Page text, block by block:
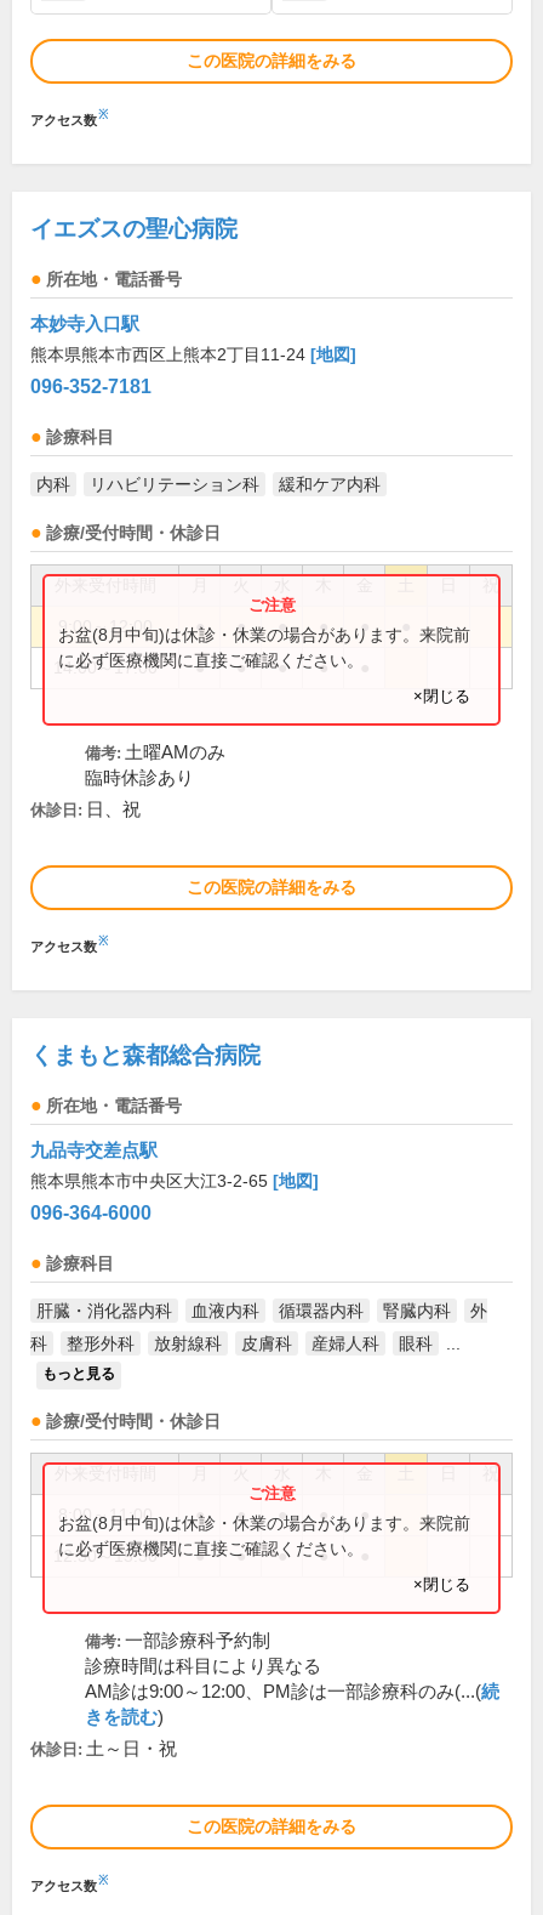
この医院の詳細をみる
アクセス数※
イエズスの聖心病院
所在地・電話番号
本妙寺入口駅
熊本県熊本市西区上熊本2丁目11-24 [地図]
096-352-7181
診療科目
内科 リハビリテーション科 緩和ケア内科
診療/受付時間・休診日
祝
9:00～12:00 ● ● ● ● ●
14:00～17:00 ● ● ● ●
お盆(8月中旬)は休診・休業の場合があります。来院前
に必ず医療機関に直接ご確認ください。
×閉じる
備考: 土曜AMのみ
臨時休診あり
休診日: 日、祝
この医院の詳細をみる
アクセス数※
くまもと森都総合病院
所在地・電話番号
九品寺交差点駅
熊本県熊本市中央区大江3-2-65 [地図]
096-364-6000
診療科目
肝臓・消化器内科 血液内科 循環器内科 腎臓内科
外
科
整形外科 放射線科 皮膚科 産婦人科 眼科
もっと見る
診療/受付時間・休診日
祝
8:00～11:00 ● ● ● ● ●
12:30～15:30 ● ● ● ●
お盆(8月中旬)は休診・休業の場合があります。来院前
に必ず医療機関に直接ご確認ください。
×閉じる
備考: 一部診療科予約制
診療時間は科目により異なる
AM診は9:00～12:00、PM診は一部診療科のみ(...(続
きを読む)
休診日: 土～日・祝
この医院の詳細をみる
アクセス数※